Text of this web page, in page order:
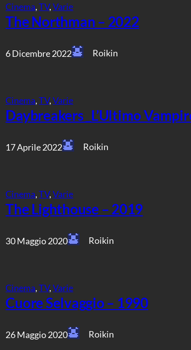
Cinema, TV, Varie
The Northman – 2022
6 Dicembre 2022 Roikin
Cinema, TV, Varie
Daybreakers _L’Ultimo
17 Aprile 2022 Roikin
Cinema, TV, Varie
The Lighthouse – 2019
30 Maggio 2020 Roikin
Cinema, TV, Varie
Cuore Selvaggio – 1990
26 Maggio 2020 Roikin